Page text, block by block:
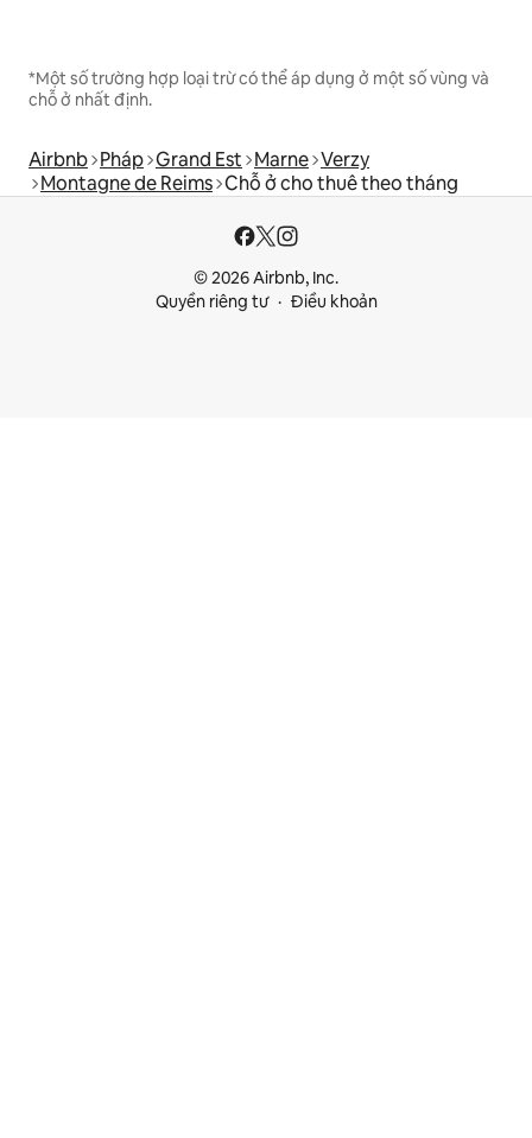
*Một số trường hợp loại trừ có thể áp dụng ở một số vùng và
chỗ ở nhất định.
Airbnb Pháp Grand Est Marne Verzy
Montagne de Reims Chỗ ở cho thuê theo tháng
© 2026 Airbnb, Inc.
Quyền riêng tư
Điều khoản